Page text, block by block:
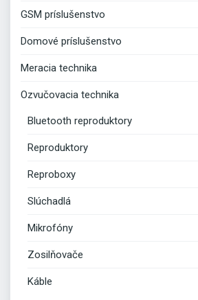
GSM príslušenstvo
Domové príslušenstvo
Meracia technika
Ozvučovacia technika
Bluetooth reproduktory
Reproduktory
Reproboxy
Slúchadlá
Mikrofóny
Zosilňovače
Káble